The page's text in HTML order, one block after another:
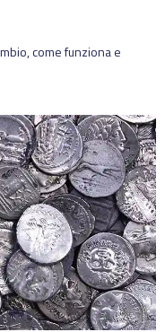
come funziona e